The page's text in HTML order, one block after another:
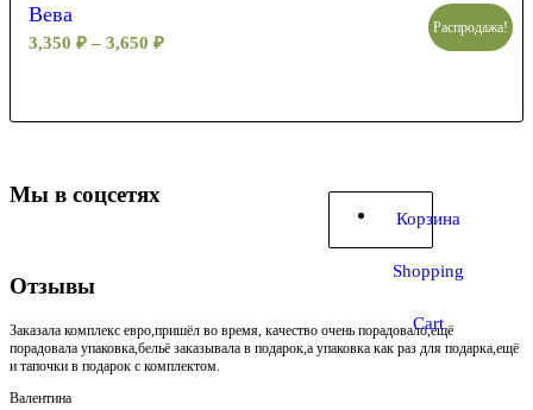
Корзина
Shopping
Cart
Вева
3,350 ₽ – 3,650 ₽
Распродажа!
Мы в соцсетях
Отзывы
Заказала комплекс евро,пришёл во время, качество очень порадовало,ещё
порадовала упаковка,бельё заказывала в подарок,а упаковка как раз для подарка,ещё
и тапочки в подарок с комплектом.
Валентина